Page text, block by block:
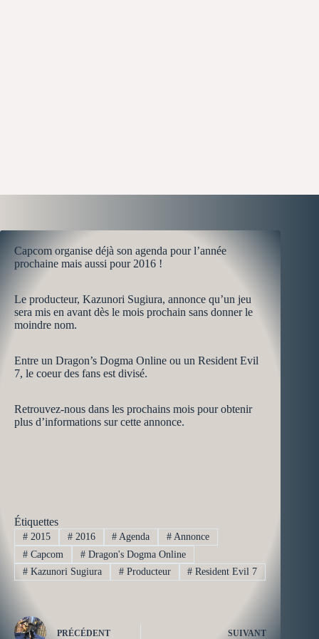
Capcom organise déjà son agenda pour l’année
prochaine mais aussi pour 2016 !
Le producteur, Kazunori Sugiura, annonce qu’un jeu
sera mis en avant dès le mois prochain sans donner le
moindre nom.
Entre un Dragon’s Dogma Online ou un Resident Evil
7, le coeur des fans est divisé.
Retrouvez-nous dans les prochains mois pour obtenir
plus d’informations sur cette annonce.
Étiquettes
#2015 #2016 # Agenda # Annonce
#Capcom #Dragon's Dogma Online
#Kazunori Sugiura #Producteur # Resident Evil 7
PRÉCÉDENT SUIVANT